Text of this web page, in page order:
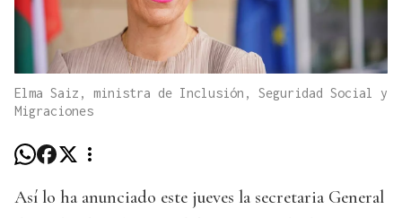
Elma Saiz, ministra de Inclusión, Seguridad Social y
Migraciones
Así lo ha anunciado este jueves la secretaria General